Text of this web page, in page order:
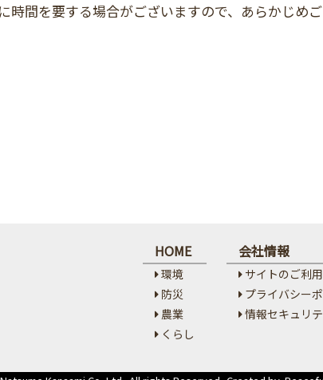
間を要する場合がございますので、あらかじめご
HOME
環境
防災
農業
くらし
会社情報
サイトのご利
プライバシー
情報セキュリ